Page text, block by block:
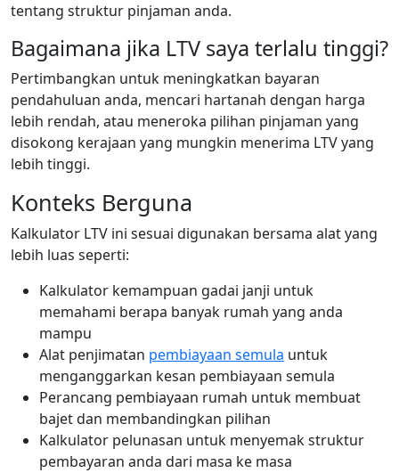
tentang struktur pinjaman anda.
Bagaimana jika LTV saya terlalu tinggi?
Pertimbangkan untuk meningkatkan bayaran
pendahuluan anda, mencari hartanah dengan harga
lebih rendah, atau meneroka pilihan pinjaman yang
disokong kerajaan yang mungkin menerima LTV yang
lebih tinggi.
Konteks Berguna
Kalkulator LTV ini sesuai digunakan bersama alat yang
lebih luas seperti:
Kalkulator kemampuan gadai janji untuk
memahami berapa banyak rumah yang anda
mampu
Alat penjimatan pembiayaan semula untuk
menganggarkan kesan pembiayaan semula
Perancang pembiayaan rumah untuk membuat
bajet dan membandingkan pilihan
Kalkulator pelunasan untuk menyemak struktur
pembayaran anda dari masa ke masa